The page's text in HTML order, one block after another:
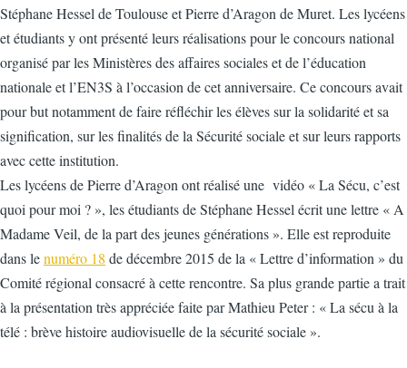
Stéphane Hessel de Toulouse et Pierre d’Aragon de Muret. Les lycéens
et étudiants y ont présenté leurs réalisations pour le concours national
organisé par les Ministères des affaires sociales et de l’éducation
nationale et l’EN3S à l’occasion de cet anniversaire. Ce concours avait
pour but notamment de faire réfléchir les élèves sur la solidarité et sa
signification, sur les finalités de la Sécurité sociale et sur leurs rapports
avec cette institution.
Les lycéens de Pierre d’Aragon ont réalisé une vidéo « La Sécu, c’est
quoi pour moi ? », les étudiants de Stéphane Hessel écrit une lettre « A
Madame Veil, de la part des jeunes générations ». Elle est reproduite
dans lenuméro 18 de décembre 2015 de la « Lettre d’information » du
Comité régional consacré à cette rencontre. Sa plus grande partie a trait
à la présentation très appréciée faite par Mathieu Peter : « La sécu à la
télé : brève histoire audiovisuelle de la sécurité sociale ».